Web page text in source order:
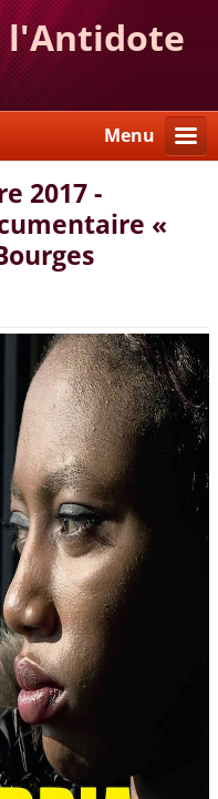
l'Antidote
Menu
2017 -
«